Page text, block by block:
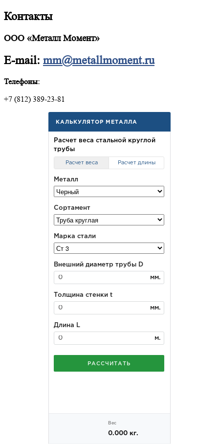
Контакты
ООО «Металл Момент»
E-mail: mm@metallmoment.ru
Телефоны:
+7 (812) 389-23-81